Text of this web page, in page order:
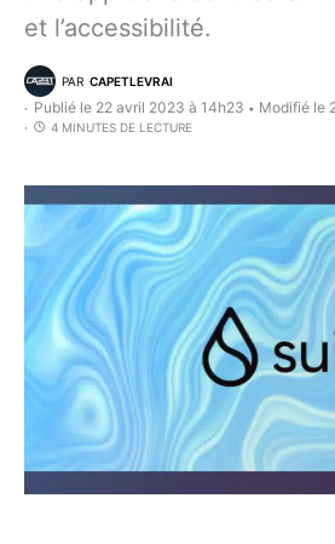
et l’accessibilité.
PAR CAPETLEVRAI
Publié le 22 avril 2023 à 14h23 • Modifié le
4 MINUTES DE LECTURE